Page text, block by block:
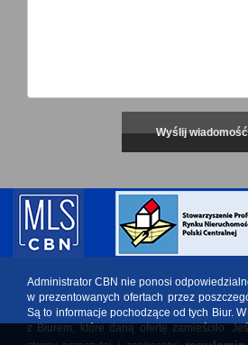
Administrator CBN nie ponosi
w prezentowanych ofertach przez
Są to informacje pochodzące od tych Biur.
z Biurem, które daną ofertę zamieściło.